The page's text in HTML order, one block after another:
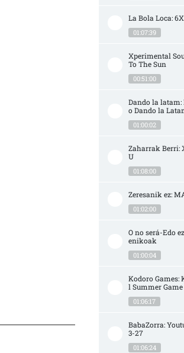
La Bola Loca:
01:07:39
Xperimental
To The Sun
00:51:00
Dando la latam:
o Dando la
01:00:02
Zaharrak Berri:
U
01:08:00
Zeresanik ez:
01:02:00
O no será-Edo
enikoak
01:00:04
Kodoro Games:
l Summer
01:06:17
BabaZorra:
3-27
01:06:24